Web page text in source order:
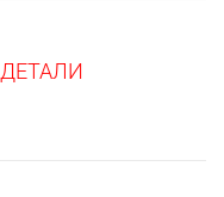
ДЕТАЛИ